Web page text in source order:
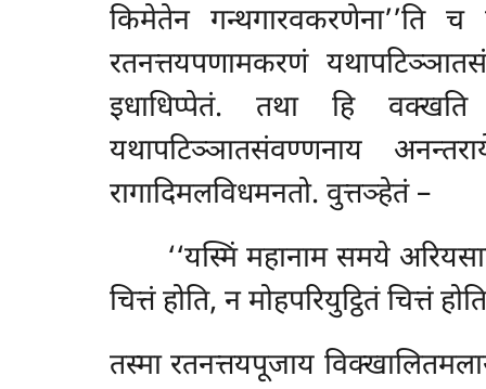
किमेतेन गन्थगारवकरणेना’’ति
रतनत्तयपणामकरणं
इधाधिप्पेतं. तथा हि
यथापटिञ्ञातसंवण्णनाय
रागादिमलविधमनतो. वुत्तञ्हेतं –
‘‘यस्मिं महानाम समये
चित्तं होति, न मोहपरियुट्ठितं
तस्मारतनत्तयपूजाय